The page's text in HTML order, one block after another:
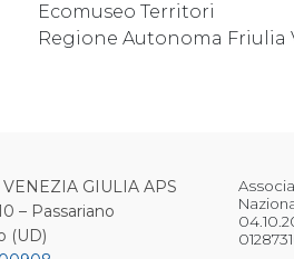
Ecomuseo Territori
Regione Autonoma Friulia
GIULIA APS
– Passariano
(UD)